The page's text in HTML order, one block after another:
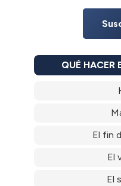
QUÉ HACER
El fin
El
El